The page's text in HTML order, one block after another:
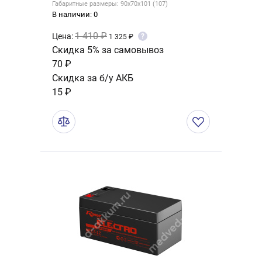
Габаритные размеры: 90x70x101 (107)
В наличии: 0
Цена:1 410 ₽ 1 325 ₽ ?
Скидка 5% за самовывоз
70 ₽
Скидка за б/у АКБ
15 ₽